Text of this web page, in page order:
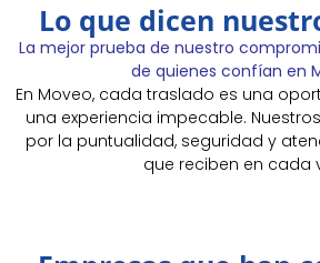
Lo que dicen
La mejor prueba de nuestro
de quienes confían en
En Moveo, cada traslado es una
una experiencia impecable.
por la puntualidad, seguridad y
que reciben en cada